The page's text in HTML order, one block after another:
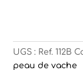
turquoise
UGS : Ref. 112B
peau de vache